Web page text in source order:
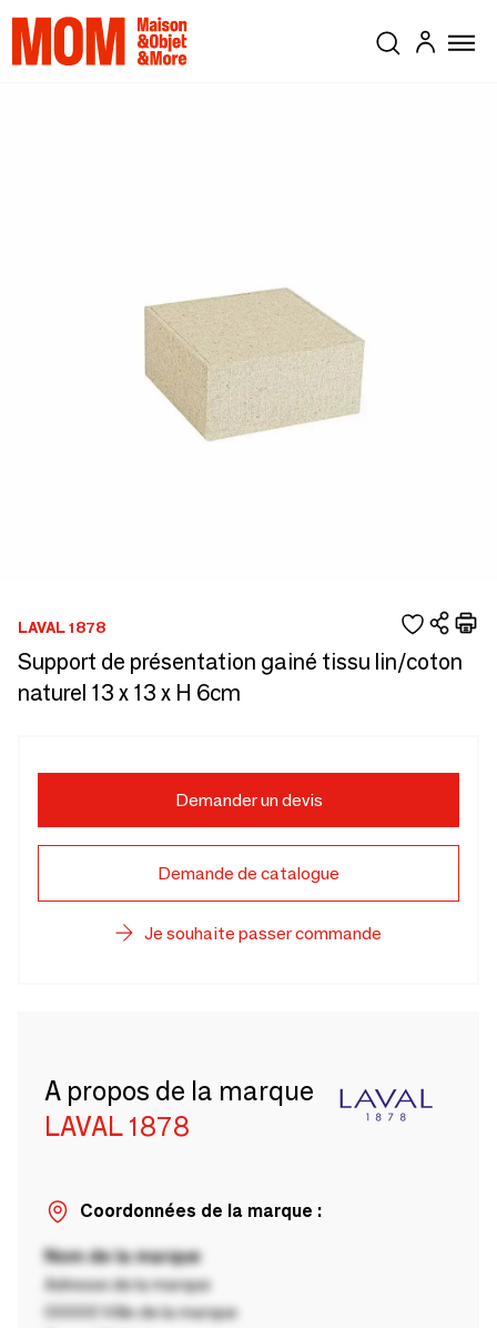
LAVAL 1878
Support de présentation gainé tissu lin/coton
naturel 13 x 13 x H 6cm
Demander un devis
Demande de catalogue
Je souhaite passer commande
A propos de la marque
LAVAL 1878
Coordonnées de la marque :
Nom de la marque
Adresse de la marque
00000 Ville de la marque